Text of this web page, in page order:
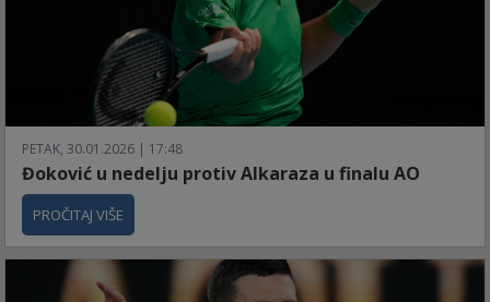
PETAK, 30.01.2026 | 17:48
Đoković u nedelju protiv Alkaraza u finalu AO
PROČITAJ VIŠE